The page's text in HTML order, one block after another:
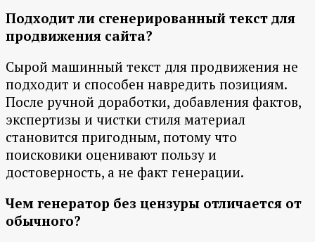
Подходит ли сгенерированный текст для
продвижения сайта?
Сырой машинный текст для продвижения не
подходит и способен навредить позициям.
После ручной доработки, добавления фактов,
экспертизы и чистки стиля материал
становится пригодным, потому что
поисковики оценивают пользу и
достоверность, а не факт генерации.
Чем генератор без цензуры отличается от
обычного?